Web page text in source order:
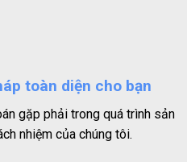
toàn diện cho bạn
gặp phải trong quá trình sản
nhiệm của chúng tôi.